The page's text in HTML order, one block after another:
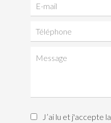
J’ai lu et j'accepte la